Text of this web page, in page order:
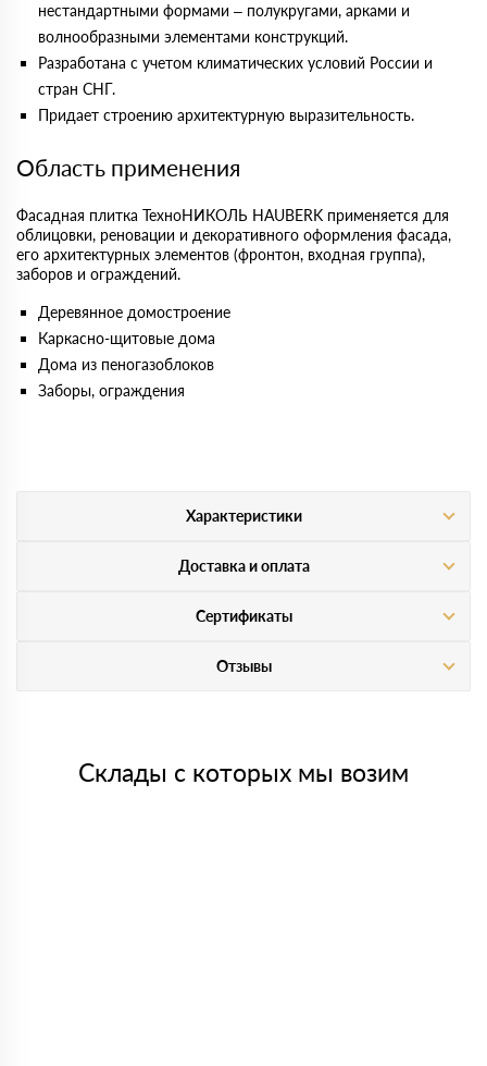
нестандартными формами – полукругами, арками и
волнообразными элементами конструкций.
Разработана с учетом климатических условий России и
стран СНГ.
Придает строению архитектурную выразительность.
Область применения
Фасадная плитка ТехноНИКОЛЬ HAUBERK применяется для
облицовки, реновации и декоративного оформления фасада,
его архитектурных элементов (фронтон, входная группа),
заборов и ограждений.
Деревянное домостроение
Каркасно-щитовые дома
Дома из пеногазоблоков
Заборы, ограждения
Характеристики
Доставка и оплата
Сертификаты
Отзывы
Склады с которых мы возим